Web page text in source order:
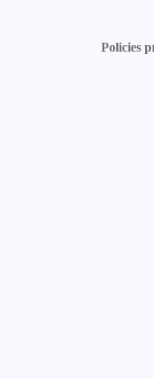
Policies